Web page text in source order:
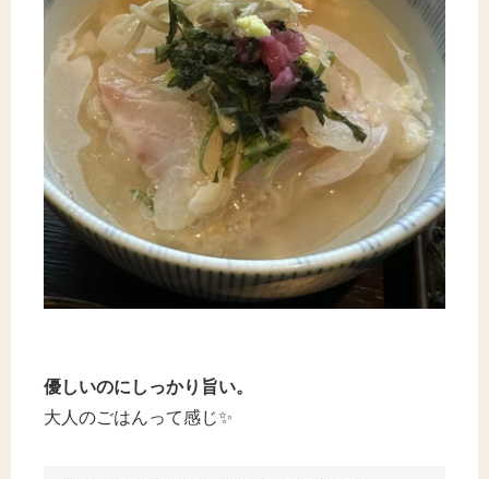
優しいのにしっかり旨い。
大人のごはんって感じ✨